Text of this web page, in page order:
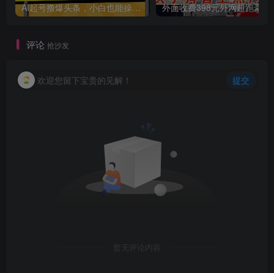
AI起号撸爆头条，小白也能操作，日入2000+
评论 抢沙发
欢迎您留下宝贵的见解！ 提交
暂无评论内容